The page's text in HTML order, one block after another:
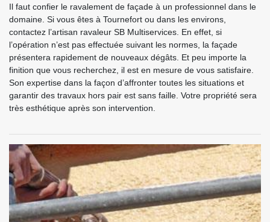
Il faut confier le ravalement de façade à un professionnel dans le
domaine. Si vous êtes à Tournefort ou dans les environs,
contactez l’artisan ravaleur SB Multiservices. En effet, si
l’opération n’est pas effectuée suivant les normes, la façade
présentera rapidement de nouveaux dégâts. Et peu importe la
finition que vous recherchez, il est en mesure de vous satisfaire.
Son expertise dans la façon d’affronter toutes les situations et
garantir des travaux hors pair est sans faille. Votre propriété sera
très esthétique après son intervention.